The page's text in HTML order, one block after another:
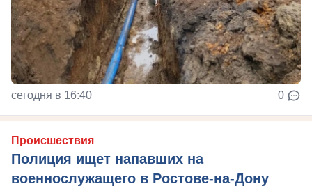
сегодня в 16:40 0
Происшествия
Полиция ищет напавших на
военнослужащего в Ростове-на-Дону